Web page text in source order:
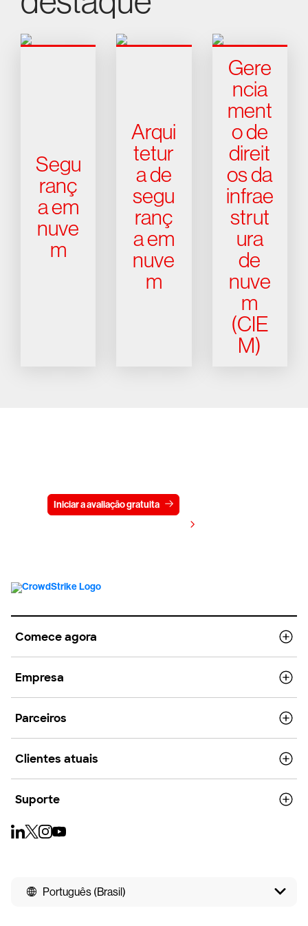
Segu
ranç
a em
nuve
m
Arqui
tetur
a de
segu
ranç
a em
nuve
m
Gere
ncia
ment
o de
direit
os da
infrae
strut
ura
de
nuve
m
(CIE
M)
Iniciar a avaliação gratuita
Comece agora
Empresa
Parceiros
Clientes atuais
Suporte
Português (Brasil)